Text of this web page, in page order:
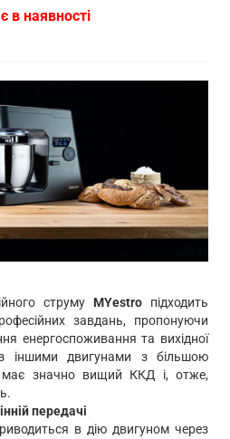
в наявності
струму MYestro підходить
завдань, пропонуючи
енергоспоживання та вихідної
з іншими двигунами з більшою
має значно вищий ККД і, отже,
передачі
в дію двигуном через